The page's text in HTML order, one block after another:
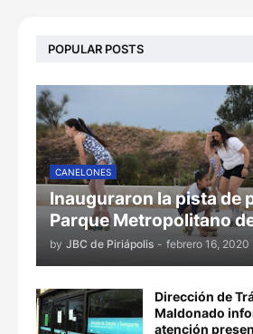
POPULAR POSTS
CANELONES
Inauguraron la pista de
Parque Metropolitano
by JBC de Piriápolis - febrero 16, 2020
Dirección de
Maldonado
atención